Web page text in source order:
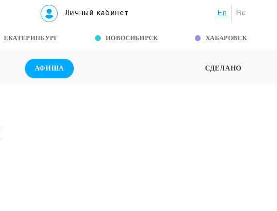
Личный кабинет En Ru
ЕКАТЕРИНБУРГ НОВОСИБИРСК ХАБАРОВСК
АФИША СДЕЛАНО